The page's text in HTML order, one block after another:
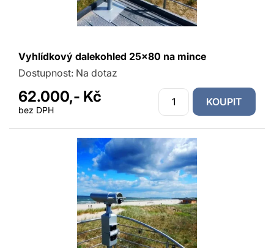
Vyhlídkový dalekohled 25x80 na mince
Dostupnost: Na dotaz
62.000,- Kč
bez DPH
KOUPIT